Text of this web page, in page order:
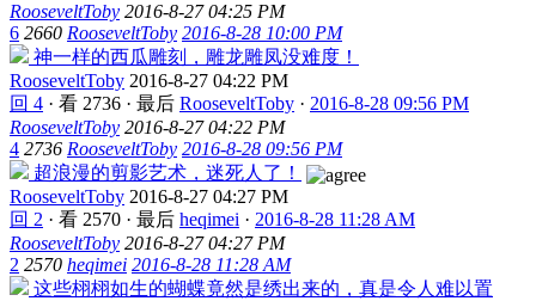
RooseveltToby 2016-8-27 04:25 PM
6 2660 RooseveltToby 2016-8-28 10:00 PM
神一样的西瓜雕刻，雕龙雕凤没难度！
RooseveltToby 2016-8-27 04:22 PM
回 4 · 看 2736 · 最后 RooseveltToby · 2016-8-28 09:56 PM
RooseveltToby 2016-8-27 04:22 PM
4 2736 RooseveltToby 2016-8-28 09:56 PM
超浪漫的剪影艺术，迷死人了！
RooseveltToby 2016-8-27 04:27 PM
回 2 · 看 2570 · 最后 heqimei · 2016-8-28 11:28 AM
RooseveltToby 2016-8-27 04:27 PM
2 2570 heqimei 2016-8-28 11:28 AM
这些栩栩如生的蝴蝶竟然是绣出来的，真是令人难以置